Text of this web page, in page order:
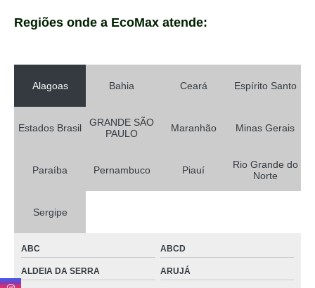
Regiões onde a EcoMax atende:
Alagoas Bahia Ceará Espírito Santo
Estados Brasil
GRANDE SÃO
PAULO
Maranhão Minas Gerais
Paraíba Pernambuco Piauí
Rio Grande do
Norte
Sergipe
ABC ABCD
ALDEIA DA SERRA ARUJÁ